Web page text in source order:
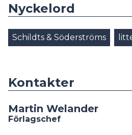
Nyckelord
Schildts & Söderströms
Kontakter
Martin Welander
Förlagschef